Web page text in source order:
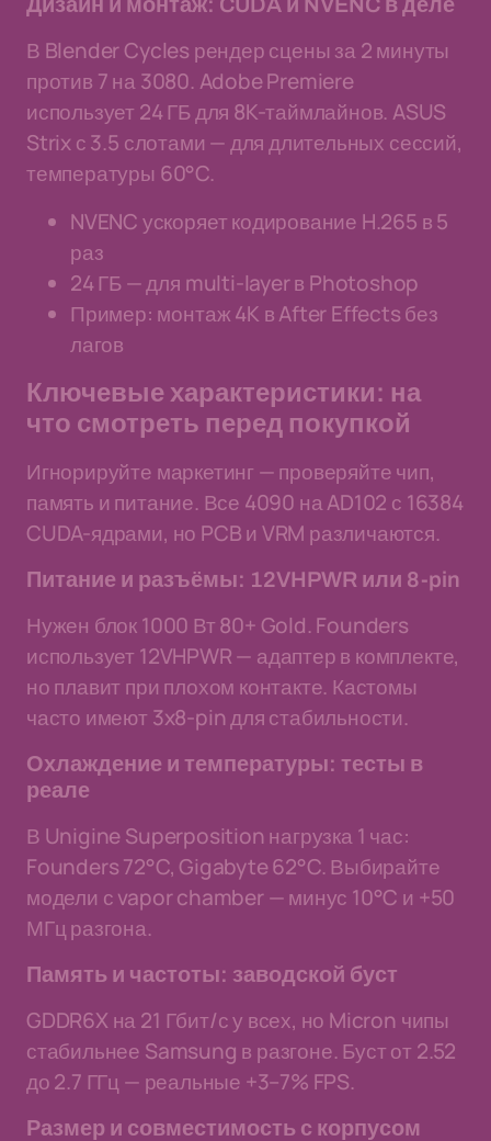
В Blender Cycles рендер сцены за 2 минуты
против 7 на 3080. Adobe Premiere
использует 24 ГБ для 8K-таймлайнов. ASUS
Strix с 3.5 слотами — для длительных сессий,
температуры 60°C.
NVENC ускоряет кодирование H.265 в 5
раз
24 ГБ — для multi-layer в Photoshop
Пример: монтаж 4K в After Effects без
лагов
Ключевые характеристики: на
что смотреть перед покупкой
Игнорируйте маркетинг — проверяйте чип,
память и питание. Все 4090 на AD102 с 16384
CUDA-ядрами, но PCB и VRM различаются.
Питание и разъёмы: 12VHPWR или 8-pin
Нужен блок 1000 Вт 80+ Gold. Founders
использует 12VHPWR — адаптер в комплекте,
но плавит при плохом контакте. Кастомы
часто имеют 3x8-pin для стабильности.
Охлаждение и температуры: тесты в
реале
В Unigine Superposition нагрузка 1 час:
Founders 72°C, Gigabyte 62°C. Выбирайте
модели с vapor chamber — минус 10°C и +50
МГц разгона.
Память и частоты: заводской буст
GDDR6X на 21 Гбит/с у всех, но Micron чипы
стабильнее Samsung в разгоне. Буст от 2.52
до 2.7 ГГц — реальные +3–7% FPS.
Размер и совместимость с корпусом